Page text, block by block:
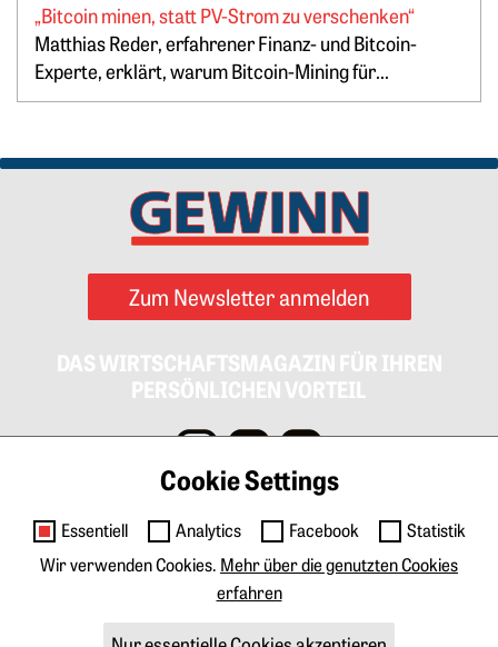
Springe zum Ende des Werbebanners
„Bitcoin minen, statt PV-Strom zu verschenken“
Matthias Reder, erfahrener Finanz- und Bitcoin-
Experte, erklärt, warum Bitcoin-Mining für...
Zum Newsletter anmelden
DAS WIRTSCHAFTSMAGAZIN FÜR IHREN
PERSÖNLICHEN VORTEIL
Kontakt
Anzeigen & Marketing
Tarife Digital
Mediadaten
Cookie Settings
Essentiell Analytics Facebook
Statistik
Wir verwenden Cookies. Mehr über die genutzten Cookies
erfahren